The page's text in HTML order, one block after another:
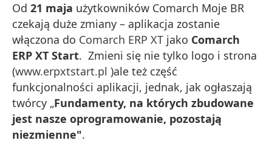
Od 21 maja użytkowników Comarch Moje BR
czekają duże zmiany – aplikacja zostanie
włączona do Comarch ERP XT jako Comarch
ERP XT Start. Zmieni się nie tylko logo i strona
(www.erpxtstart.pl )ale też część
funkcjonalności aplikacji, jednak, jak ogłaszają
twórcy „Fundamenty, na których zbudowane
jest nasze oprogramowanie, pozostają
niezmienne".